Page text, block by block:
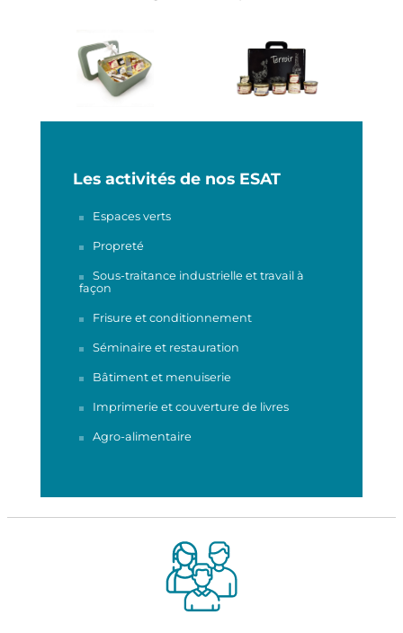
Les activités de nos ESAT
Espaces verts
Propreté
Sous-traitance industrielle et travail à
façon
Frisure et conditionnement
Séminaire et restauration
Bâtiment et menuiserie
Imprimerie et couverture de livres
Agro-alimentaire